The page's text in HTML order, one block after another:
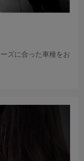
ズに合った車種をお